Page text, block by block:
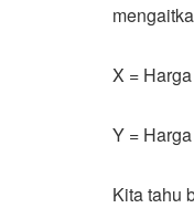
X =
Y =
Kita tahu